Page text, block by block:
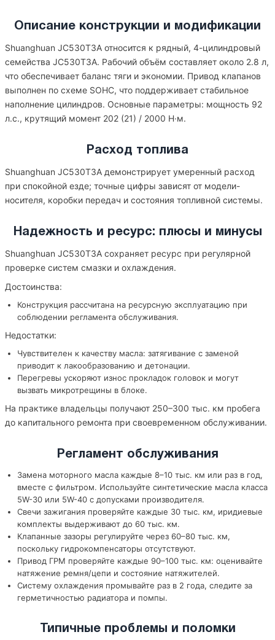
Описание конструкции и модификации
Shuanghuan JC530T3A относится к рядный, 4-цилиндровый
семейства JC530T3A. Рабочий объём составляет около 2.8 л,
что обеспечивает баланс тяги и экономии. Привод клапанов
выполнен по схеме SOHC, что поддерживает стабильное
наполнение цилиндров. Основные параметры: мощность 92
л.с., крутящий момент 202 (21) / 2000 Н·м.
Расход топлива
Shuanghuan JC530T3A демонстрирует умеренный расход
при спокойной езде; точные цифры зависят от модели-
носителя, коробки передач и состояния топливной системы.
Надежность и ресурс: плюсы и минусы
Shuanghuan JC530T3A сохраняет ресурс при регулярной
проверке систем смазки и охлаждения.
Достоинства:
Конструкция рассчитана на ресурсную эксплуатацию при
соблюдении регламента обслуживания.
Недостатки:
Чувствителен к качеству масла: затягивание с заменой
приводит к лакообразованию и детонации.
Перегревы ускоряют износ прокладок головок и могут
вызвать микротрещины в блоке.
На практике владельцы получают 250–300 тыс. км пробега
до капитального ремонта при своевременном обслуживании.
Регламент обслуживания
Замена моторного масла каждые 8–10 тыс. км или раз в год,
вместе с фильтром. Используйте синтетические масла класса
5W-30 или 5W-40 с допусками производителя.
Свечи зажигания проверяйте каждые 30 тыс. км, иридиевые
комплекты выдерживают до 60 тыс. км.
Клапанные зазоры регулируйте через 60–80 тыс. км,
поскольку гидрокомпенсаторы отсутствуют.
Привод ГРМ проверяйте каждые 90–100 тыс. км: оценивайте
натяжение ремня/цепи и состояние натяжителей.
Систему охлаждения промывайте раз в 2 года, следите за
герметичностью радиатора и помпы.
Типичные проблемы и поломки